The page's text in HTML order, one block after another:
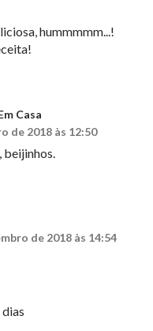
hummmmm...!
Casa
de 2018 às 12:50
de 2018 às 14:54